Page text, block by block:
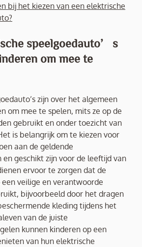
bij het kiezen van een elektrische
speelgoedauto’s
om mee te
zijn over het algemeen
om mee te spelen, mits ze op de
gebruikt en onder toezicht van
is belangrijk om te kiezen voor
aan de geldende
geschikt zijn voor de leeftijd van
ervoor te zorgen dat de
veilige en verantwoorde
bijvoorbeeld door het dragen
kleding tijdens het
van de juiste
kunnen kinderen op een
van hun elektrische